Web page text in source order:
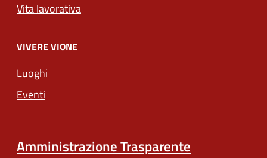
Vita lavorativa
VIVERE VIONE
Luoghi
Eventi
Amministrazione Trasparente